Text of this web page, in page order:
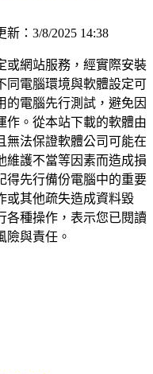
新：3/8/2025 14:38
或網站服務，經實際安裝
同電腦環境與軟體設定可
的電腦先行測試，避免因
作。從本站下載的軟體由
無法保證軟體公司可能在
維護不當等因素而造成損
得先行備份電腦中的重要
或其他疏失造成資料毀
各種操作，表示您已閱讀
險與責任。